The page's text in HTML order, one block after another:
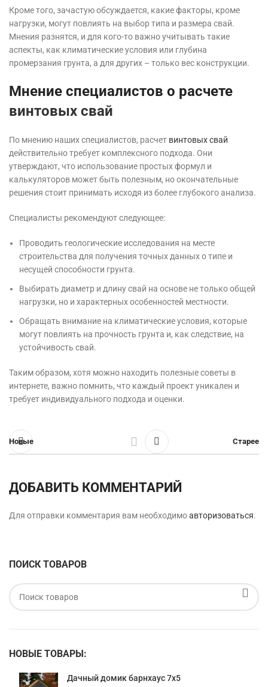
Кроме того, зачастую обсуждается, какие факторы, кроме
нагрузки, могут повлиять на выбор типа и размера свай.
Мнения разнятся, и для кого-то важно учитывать такие
аспекты, как климатические условия или глубина
промерзания грунта, а для других – только вес конструкции.
Мнение специалистов о расчете
винтовых свай
По мнению наших специалистов, расчет винтовых свай
действительно требует комплексного подхода. Они
утверждают, что использование простых формул и
калькуляторов может быть полезным, но окончательные
решения стоит принимать исходя из более глубокого анализа.
Специалисты рекомендуют следующее:
Проводить геологические исследования на месте
строительства для получения точных данных о типе и
несущей способности грунта.
Выбирать диаметр и длину свай на основе не только общей
нагрузки, но и характерных особенностей местности.
Обращать внимание на климатические условия, которые
могут повлиять на прочность грунта и, как следствие, на
устойчивость свай.
Таким образом, хотя можно находить полезные советы в
интернете, важно помнить, что каждый проект уникален и
требует индивидуального подхода и оценки.
Новые Старее
ДОБАВИТЬ КОММЕНТАРИЙ
Для отправки комментария вам необходимоавторизоваться.
ПОИСК ТОВАРОВ
НОВЫЕ ТОВАРЫ:
Дачный домик барнхаус 7х5